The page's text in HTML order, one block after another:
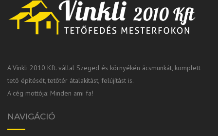
A Vinkli 2010 Kft. vállal Szeged és környékén ácsmunkát, komplett
tető építését, tetőtér átalakítást, felújítást is.
A cég mottója: Minden ami fa!
NAVIGÁCIÓ